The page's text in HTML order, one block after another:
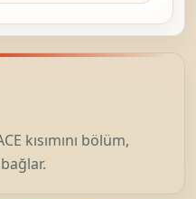
kısımını bölüm,